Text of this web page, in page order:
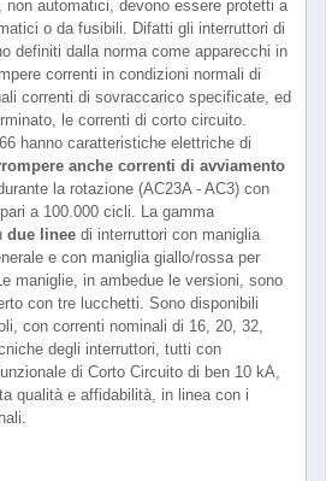
non automatici, devono essere protetti a
o da fusibili. Difatti gli interruttori di
definiti dalla norma come apparecchi in
correnti in condizioni normali di
correnti di sovraccarico specificate, ed
le correnti di corto circuito.
hanno caratteristiche elettriche di
anche correnti di avviamento
la rotazione (AC23A - AC3) con
a 100.000 cicli. La gamma
due linee di interruttori con maniglia
e con maniglia giallo/rossa per
maniglie, in ambedue le versioni, sono
con tre lucchetti. Sono disponibili
con correnti nominali di 16, 20, 32,
degli interruttori, tutti con
di Corto Circuito di ben 10 kA,
qualità e affidabilità, in linea con i